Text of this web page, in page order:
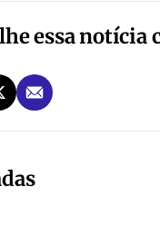
essa notícia